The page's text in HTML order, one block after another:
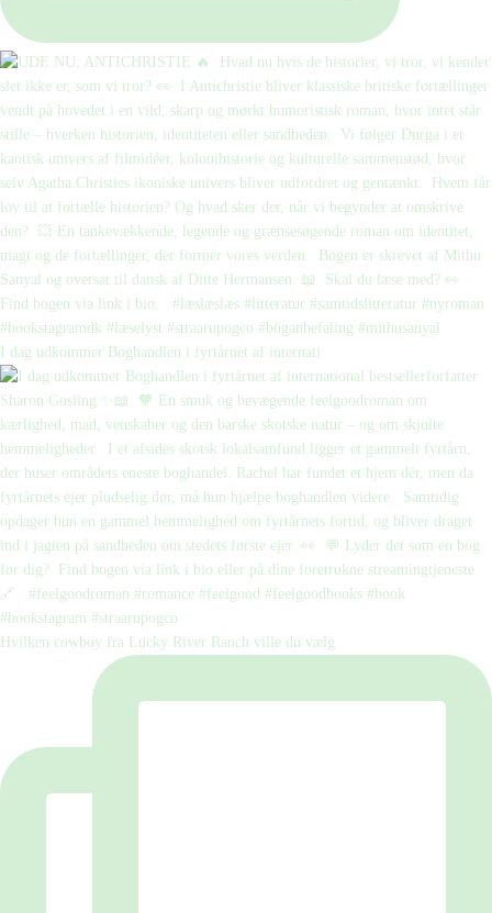
I dag udkommer Boghandlen i fyrtårnet af internati
Hvilken cowboy fra Lucky River Ranch ville du vælg